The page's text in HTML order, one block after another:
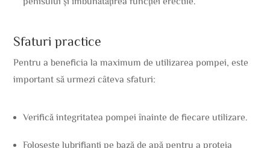
Sfaturi practice
Pentru a beneficia la maximum de utilizarea pompei, este
important să urmezi câteva sfaturi:
Verifică integritatea pompei înainte de fiecare utilizare.
Folosește lubrifianți pe bază de apă pentru a proteja